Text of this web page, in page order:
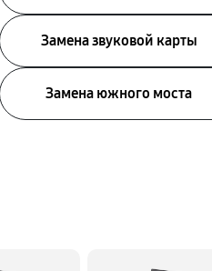
Замена звуковой карты
Замена южного моста